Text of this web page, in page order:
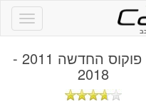
פורד פוקוס החדשה 2011 -
2018